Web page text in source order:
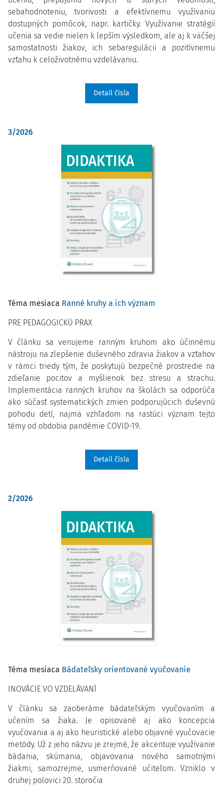
sebahodnoteniu, tvorivosti a efektívnemu využívaniu
dostupných pomôcok, napr. kartičky. Využívanie stratégií
učenia sa vedie nielen k lepším výsledkom, ale aj k väčšej
samostatnosti žiakov, ich sebaregulácii a pozitívnemu
vzťahu k celoživotnému vzdelávaniu.
Detail čísla
3/2026
Téma mesiaca Ranné kruhy a ich význam
PRE PEDAGOGICKÚ PRAX
V článku sa venujeme ranným kruhom ako účinnému
nástroju na zlepšenie duševného zdravia žiakov a vzťahov
v rámci triedy tým, že poskytujú bezpečné prostredie na
zdieľanie pocitov a myšlienok bez stresu a strachu.
Implementácia ranných kruhov na školách sa odporúča
ako súčasť systematických zmien podporujúcich duševnú
pohodu detí, najmä vzhľadom na rastúci význam tejto
témy od obdobia pandémie COVID-19.
Detail čísla
2/2026
Téma mesiaca Bádateľsky orientované vyučovanie
INOVÁCIE VO VZDELÁVANÍ
V článku sa zaoberáme bádateľským vyučovaním a
učením sa žiaka. Je opisované aj ako koncepcia
vyučovania a aj ako heuristické alebo objavné vyučovacie
metódy. Už z jeho názvu je zrejmé, že akcentuje využívanie
bádania, skúmania, objavovania nového samotnými
žiakmi, samozrejme, usmerňované učiteľom. Vzniklo v
druhej polovici 20. storočia